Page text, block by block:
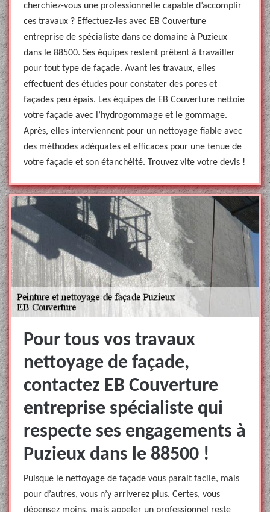
cherchiez-vous une professionnelle capable d’accomplir
ces travaux ? Effectuez-les avec EB Couverture
entreprise de spécialiste dans ce domaine à Puzieux
dans le 88500. Ses équipes restent prêtent à travailler
pour tout type de façade. Avant les travaux, elles
effectuent des études pour constater des pores et
façades peu épais. Les équipes de EB Couverture nettoie
votre façade avec l’hydrogommage et le gommage.
Après, elles interviennent pour un nettoyage fiable avec
des méthodes adéquates et efficaces pour une tenue de
votre façade et son étanchéité. Trouvez vite votre devis !
Pour tous vos travaux
nettoyage de façade,
contactez EB Couverture
entreprise spécialiste qui
respecte ses engagements à
Puzieux dans le 88500 !
Puisque le nettoyage de façade vous parait facile, mais
pour d’autres, vous n’y arriverez plus. Certes, vous